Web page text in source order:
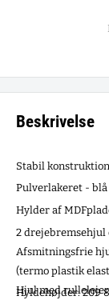
Beskrivelse
Stabil
Pulverlakeret - blå
Hylder af
2 drejebremsehjul
Afsmitningsfrie
(termo plastik
Hjul med rullelejer
Hyldehøjder: 209